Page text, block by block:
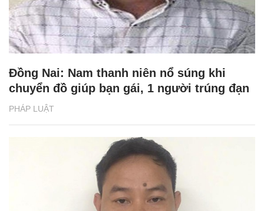
PHÁP LUẬT
Đồng Nai: Nam thanh niên nổ súng khi
chuyển đồ giúp bạn gái, 1 người trúng đạn